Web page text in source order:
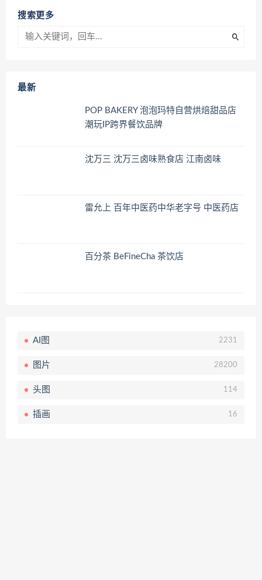
搜索更多
最新
POP BAKERY 泡泡玛特自营烘焙甜品店
潮玩IP跨界餐饮品牌
沈万三 沈万三卤味熟食店 江南卤味
雷允上 百年中医药中华老字号 中医药店
百分茶 BeFineCha 茶饮店
AI图 2231
图片 28200
头图 114
插画 16